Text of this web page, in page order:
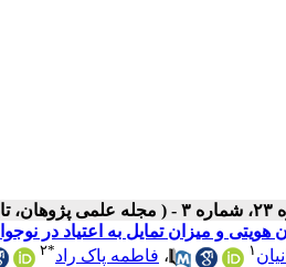
تابستان ۱۴۰۴ )
و میزان تمایل به اعتیاد در
۱ ، فاطمه پاک راد*۲